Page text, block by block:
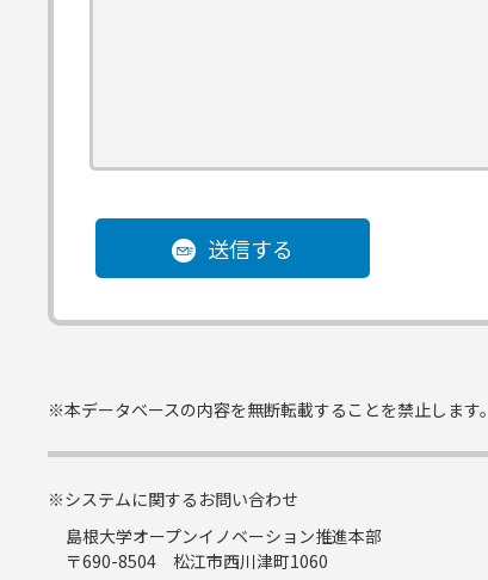
送信する
※本データベースの内容を無断転載することを禁止します。
※システムに関するお問い合わせ
島根大学オープンイノベーション推進本部
〒690-8504 松江市西川津町1060